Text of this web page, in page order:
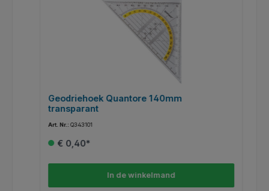
Geodriehoek Quantore 140mm
transparant
Art. Nr.:Q343101
€ 0,40*
In de winkelmand